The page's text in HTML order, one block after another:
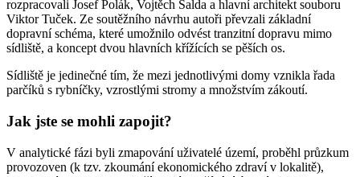
rozpracovali Josef Polák, Vojtěch Šalda a hlavní architekt souboru
Viktor Tuček. Ze soutěžního návrhu autoři převzali základní
dopravní schéma, které umožnilo odvést tranzitní dopravu mimo
sídliště, a koncept dvou hlavních křížících se pěších os.
Sídliště je jedinečné tím, že mezi jednotlivými domy vznikla řada
parčíků s rybníčky, vzrostlými stromy a množstvím zákoutí.
Jak jste se mohli zapojit?
V analytické fázi byli zmapování uživatelé území, proběhl průzkum
provozoven (k tzv. zkoumání ekonomického zdraví v lokalitě),